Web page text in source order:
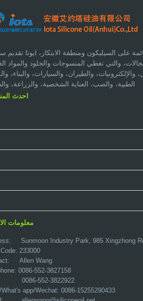
على السيليكون ومنطقة الابتكار، ايوتا تقديم
والتي تغطي المنسوجات والجلود والمواد
والطيران، والسيارات، والبناء،
الطبية، والصب، العناية الشخصية، والزراعة،
احدث
معلومات
Sunmoon Industry Park, 985 Xingzhong
233000
Allen Wang
0086-552-3827158
0086-552-3822922
What's app/Wechat: 0086-15255290433